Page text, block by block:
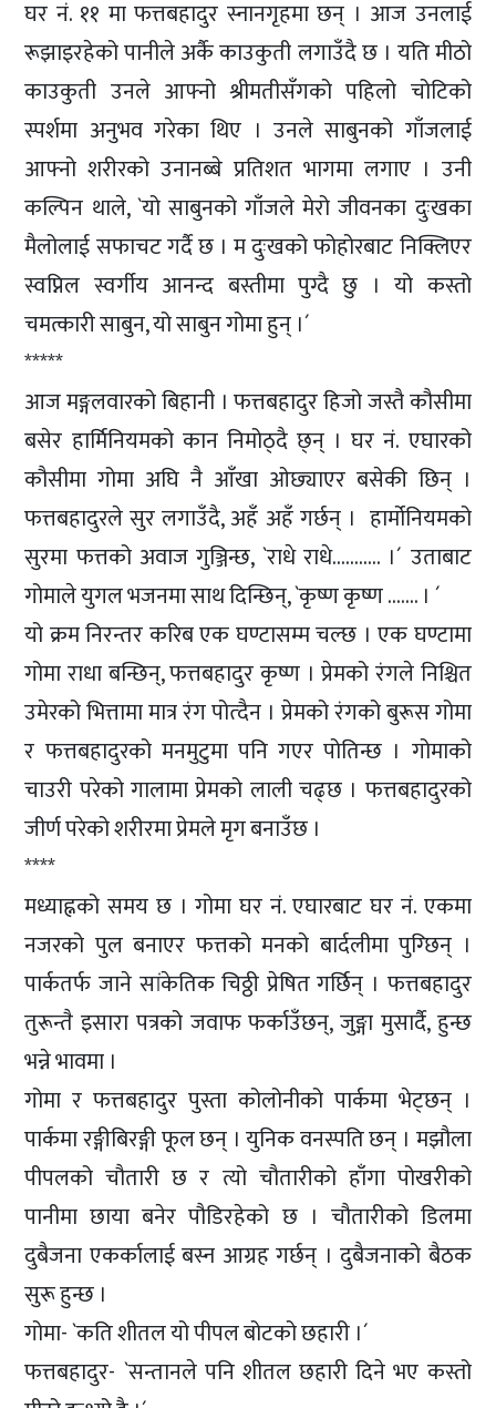
घर नं. ११ मा फत्तबहादुर स्नानगृहमा छन् । आज उनलाई
रूझाइरहेको पानीले अर्कै काउकुती लगाउँदै छ । यति मीठो
काउकुती उनले आफ्नो श्रीमतीसँगको पहिलो चोटिको
स्पर्शमा अनुभव गरेका थिए । उनले साबुनको गाँजलाई
आफ्नो शरीरको उनानब्बे प्रतिशत भागमा लगाए । उनी
कल्पिन थाले, `यो साबुनको गाँजले मेरो जीवनका दुःखका
मैलोलाई सफाचट गर्दै छ । म दुःखको फोहोरबाट निक्लिएर
स्वप्निल स्वर्गीय आनन्द बस्तीमा पुग्दै छु । यो कस्तो
चमत्कारी साबुन, यो साबुन गोमा हुन् ।´
*****
आज मङ्गलवारको बिहानी । फत्तबहादुर हिजो जस्तै कौसीमा
बसेर हार्मिनियमको कान निमोठ्दै छ्न् । घर नं. एघारको
कौसीमा गोमा अघि नै आँखा ओछ्याएर बसेकी छिन् ।
फत्तबहादुरले सुर लगाउँदै, अहँ अहँ गर्छन् । हार्मोनियमको
सुरमा फत्तको अवाज गुञ्जिन्छ, `राधे राधे……….. ।´ उताबाट
गोमाले युगल भजनमा साथ दिन्छिन्, `कृष्ण कृष्ण ……. । ´
यो क्रम निरन्तर करिब एक घण्टासम्म चल्छ । एक घण्टामा
गोमा राधा बन्छिन्, फत्तबहादुर कृष्ण । प्रेमको रंगले निश्चित
उमेरको भित्तामा मात्र रंग पोत्दैन । प्रेमको रंगको बुरूस गोमा
र फत्तबहादुरको मनमुटुमा पनि गएर पोतिन्छ । गोमाको
चाउरी परेको गालामा प्रेमको लाली चढ्छ । फत्तबहादुरको
जीर्ण परेको शरीरमा प्रेमले मृग बनाउँछ ।
****
मध्याह्नको समय छ । गोमा घर नं. एघारबाट घर नं. एकमा
नजरको पुल बनाएर फत्तको मनको बार्दलीमा पुग्छिन् ।
पार्कतर्फ जाने सांकेतिक चिठ्ठी प्रेषित गर्छिन् । फत्तबहादुर
तुरून्तै इसारा पत्रको जवाफ फर्काउँछन्, जुङ्गा मुसार्दै, हुन्छ
भन्ने भावमा ।
गोमा र फत्तबहादुर पुस्ता कोलोनीको पार्कमा भेट्छन् ।
पार्कमा रङ्गीबिरङ्गी फूल छन् । युनिक वनस्पति छन् । मझौला
पीपलको चौतारी छ र त्यो चौतारीको हाँगा पोखरीको
पानीमा छाया बनेर पौडिरहेको छ । चौतारीको डिलमा
दुबैजना एकर्कालाई बस्न आग्रह गर्छन् । दुबैजनाको बैठक
सुरू हुन्छ ।
गोमा- `कति शीतल यो पीपल बोटको छहारी ।´
फत्तबहादुर- `सन्तानले पनि शीतल छहारी दिने भए कस्तो